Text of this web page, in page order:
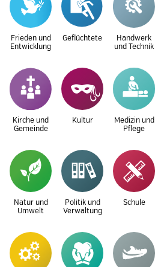
Frieden und
Entwicklung
Geflüchtete
Handwerk
und Technik
Kirche und
Gemeinde
Kultur
Medizin und
Pflege
Natur und
Umwelt
Politik und
Verwaltung
Schule